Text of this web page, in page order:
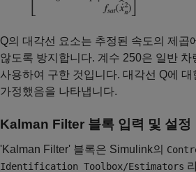
Q의 대각선 요소는 추정된 속도의 제곱
않도록 방지합니다. 계수 250은 일반
사용하여 구한 것입니다. 대각선 Q에
가정했음을 나타냅니다.
Kalman Filter 블록 입력 및 설정
'Kalman Filter' 블록은 Simulink의
Identification Toolbox/Estimators